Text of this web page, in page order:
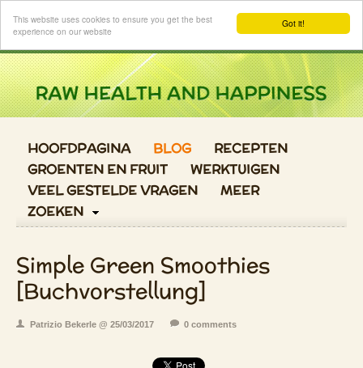
Got it!
This website uses cookies to ensure you get the best
experience on our website
HOOFDPAGINA BLOG
RECEPTEN
GROENTEN EN FRUIT
WERKTUIGEN
VEEL GESTELDE VRAGEN
MEER
ZOEKEN
Simple Green Smoothies
[Buchvorstellung]
Patrizio Bekerle @ 25/03/2017 0 comments